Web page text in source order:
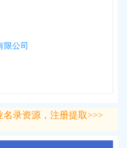
限公司
名录资源，注册提取>>>